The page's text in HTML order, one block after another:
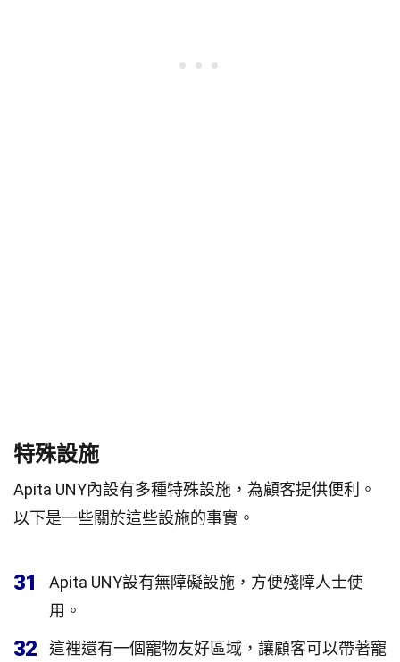
特殊設施
Apita UNY內設有多種特殊設施，為顧客提供便利。
以下是一些關於這些設施的事實。
31
Apita UNY設有無障礙設施，方便殘障人士使
用。
32
這裡還有一個寵物友好區域，讓顧客可以帶著寵